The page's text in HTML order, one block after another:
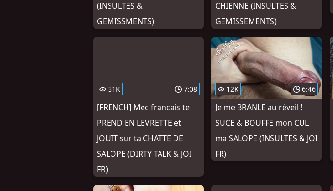
(INSULTES &
GEMISSMENTS)
CHIENNE (INSULTES &
GEMISSEMENTS)
31K 7:08
[FRENCH] Mec francais te
PREND EN LEVRETTE et
JOUIT sur ta CHATTE DE
SALOPE (DIRTY TALK & JOI
FR)
12K 6:46
Je me BRANLE au réveil !
SUCE & BOUFFE mon CUL
ma SALOPE (INSULTES & JOI
FR)